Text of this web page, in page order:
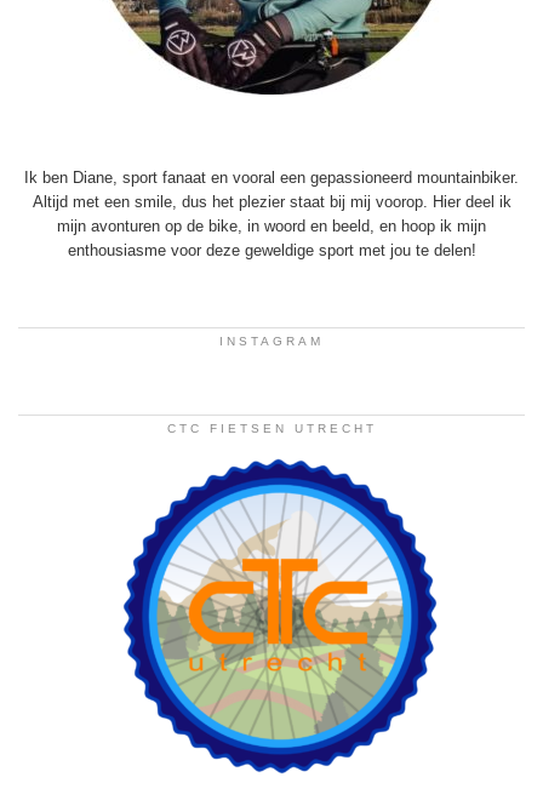
Ik ben Diane, sport fanaat en vooral een gepassioneerd mountainbiker.
Altijd met een smile, dus het plezier staat bij mij voorop. Hier deel ik
mijn avonturen op de bike, in woord en beeld, en hoop ik mijn
enthousiasme voor deze geweldige sport met jou te delen!
INSTAGRAM
CTC FIETSEN UTRECHT